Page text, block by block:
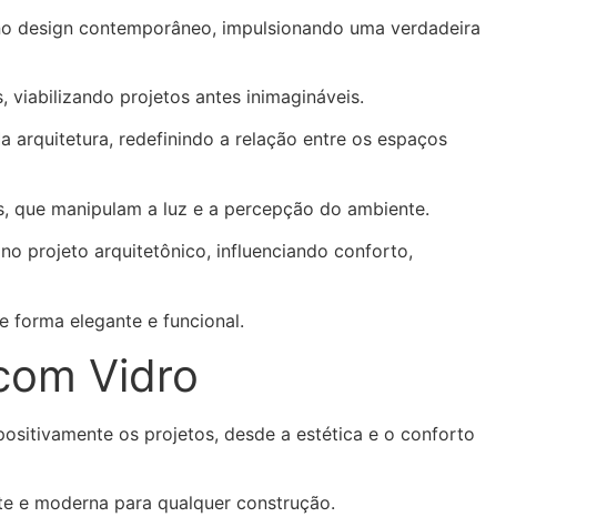
design contemporâneo, impulsionando uma verdadeira
viabilizando projetos antes inimagináveis.
arquitetura, redefinindo a relação entre os espaços
manipulam a luz e a percepção do ambiente.
projeto arquitetônico, influenciando conforto,
forma elegante e funcional.
Vidro
os projetos, desde a estética e o conforto
e moderna para qualquer construção.